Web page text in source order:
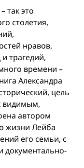
так это
столетия,
нравов,
трагедий,
времени –
Александра
цель
видимым,
автором
жизни Лейба
его семьи, с
документально-